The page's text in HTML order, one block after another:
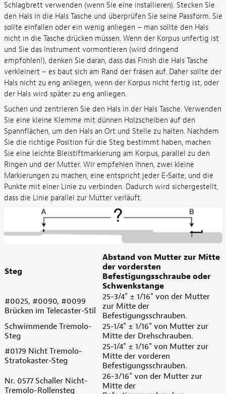
Schlagbrett verwenden (wenn Sie eine installieren). Stecken Sie
den Hals in die Hals Tasche und überprüfen Sie seine Passform. Sie
sollte einfallen oder ein wenig anliegen – man sollte den Hals
nicht in die Tasche drücken müssen. Wenn der Korpus unfertig ist
und Sie das Instrument vormontieren (wird dringend
empfohlen!), denken Sie daran, dass das Finish die Hals Tasche
verkleinert – es baut sich am Rand der fräsen auf. Daher sollte der
Hals nicht zu eng anliegen, wenn der Korpus nicht fertig ist, oder
der Hals wird später zu eng anliegen.
Suchen und zentrieren Sie den Hals in der Hals Tasche. Verwenden
Sie eine kleine Klemme mit dünnen Holzscheiben auf den
Spannflächen, um den Hals an Ort und Stelle zu halten. Nachdem
Sie die richtige Position für die Steg bestimmt haben, machen
Sie eine leichte Bleistiftmarkierung am Korpus, parallel zu den
Ringen und der Mutter. Wir empfehlen Ihnen, zwei kleine
Markierungen zu machen, eine entspricht jeder E-Saite, und die
Punkte mit einer Linie zu verbinden. Dadurch wird sichergestellt,
dass die Linie parallel zur Mutter verläuft.
Steg
Abstand von Mutter zur Mitte
der vordersten
Befestigungsschraube oder
Schwenkstange
#0025, #0090, #0099
Brücken im Telecaster-Stil
25-3/4" ± 1/16" von der Mutter
zur Mitte der
Befestigungsschrauben.
Schwimmende Tremolo-
Steg
25-1/4" ± 1/16" von Mutter zur
Mitte der Drehschrauben.
#0179 Nicht Tremolo-
Stratokaster-Steg
25-1/4" ± 1/16" von Mutter zur
Mitte der vorderen
Befestigungsschrauben.
Nr. 0577 Schaller Nicht-
Tremolo-Rollensteg
26-3/16" von der Mutter zur
Mitte der